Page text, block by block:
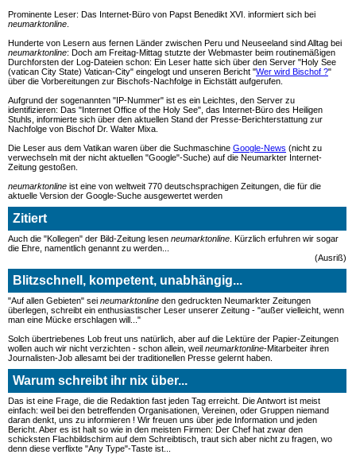
Prominente Leser: Das Internet-Büro von Papst Benedikt XVI. informiert sich bei
neumarktonline
Hunderte von Lesern aus fernen Länder zwischen Peru und Neuseeland sind Alltag bei
neumarktonline: Doch am Freitag-Mittag stutzte der Webmaster beim routinemäßigen
Durchforsten der Log-Dateien schon: Ein Leser hatte sich über den Server "Holy See
(vatican City State) Vatican-City" eingelogt und unseren Bericht "Wer wird Bischof ?"
über die Vorbereitungen zur Bischofs-Nachfolge in Eichstätt aufgerufen.
Aufgrund der sogenannten "IP-Nummer" ist es ein Leichtes, den Server zu
identifizieren: Das "Internet Office of the Holy See", das Internet-Büro des Heiligen
Stuhls, informierte sich über den aktuellen Stand der Presse-Berichterstattung zur
Nachfolge von Bischof Dr. Walter Mixa.
Die Leser aus dem Vatikan waren über die Suchmaschine Google-News (nicht zu
verwechseln mit der nicht aktuellen "Google"-Suche) auf die Neumarkter Internet-
Zeitung gestoßen.
neumarktonline ist eine von weltweit 770 deutschsprachigen Zeitungen, die für die
aktuelle Version der Google-Suche ausgewertet werden
Zitiert
Auch die "Kollegen" der Bild-Zeitung lesen neumarktonline . Kürzlich erfuhren wir sogar
die Ehre, namentlich genannt zu werden...
(Ausriß)
Blitzschnell, kompetent, unabhängig...
"Auf allen Gebieten" sei neumarktonline den gedruckten Neumarkter Zeitungen
überlegen, schreibt ein enthusiastischer Leser unserer Zeitung - "außer vielleicht, wenn
man eine Mücke erschlagen will..."
Solch übertriebenes Lob freut uns natürlich, aber auf die Lektüre der Papier-Zeitungen
wollen auch wir nicht verzichten - schon allein, weil neumarktonline-Mitarbeiter ihren
Journalisten-Job allesamt bei der traditionellen Presse gelernt haben.
Warum schreibt ihr nix über...
Das ist eine Frage, die die Redaktion fast jeden Tag erreicht. Die Antwort ist meist
einfach: weil bei den betreffenden Organisationen, Vereinen, oder Gruppen niemand
daran denkt, uns zu informieren ! Wir freuen uns über jede Information und jeden
Bericht. Aber es ist halt so wie in den meisten Firmen: Der Chef hat zwar den
schicksten Flachbildschirm auf dem Schreibtisch, traut sich aber nicht zu fragen, wo
denn diese verflixte "Any Type"-Taste ist...